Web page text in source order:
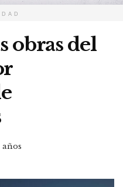
obras del
años